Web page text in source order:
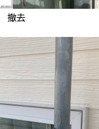
撤去